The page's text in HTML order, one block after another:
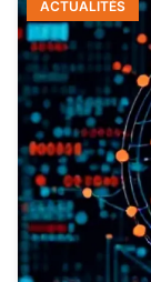
ACTUALITÉS